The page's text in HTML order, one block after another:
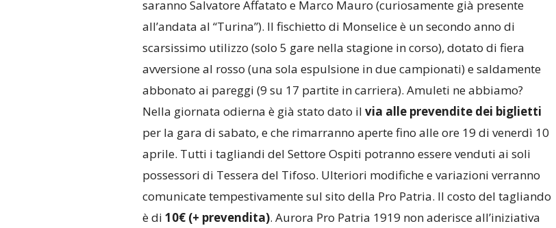
saranno Salvatore Affatato e Marco Mauro (curiosamente già presente
all’andata al “Turina”). Il fischietto di Monselice è un secondo anno di
scarsissimo utilizzo (solo 5 gare nella stagione in corso), dotato di fiera
avversione al rosso (una sola espulsione in due campionati) e saldamente
abbonato ai pareggi (9 su 17 partite in carriera). Amuleti ne abbiamo?
Nella giornata odierna è già stato dato il via alle prevendite dei biglietti
per la gara di sabato, e che rimarranno aperte fino alle ore 19 di venerdì 10
aprile. Tutti i tagliandi del Settore Ospiti potranno essere venduti ai soli
possessori di Tessera del Tifoso. Ulteriori modifiche e variazioni verranno
comunicate tempestivamente sul sito della Pro Patria. Il costo del tagliando
è di 10€ (+ prevendita). Aurora Pro Patria 1919 non aderisce all’iniziativa